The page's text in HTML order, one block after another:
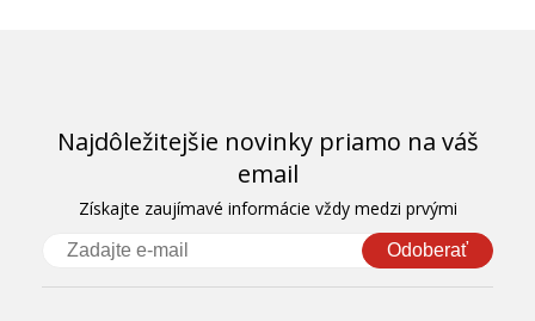
Najdôležitejšie novinky priamo na váš
email
Získajte zaujímavé informácie vždy medzi prvými
Odoberať